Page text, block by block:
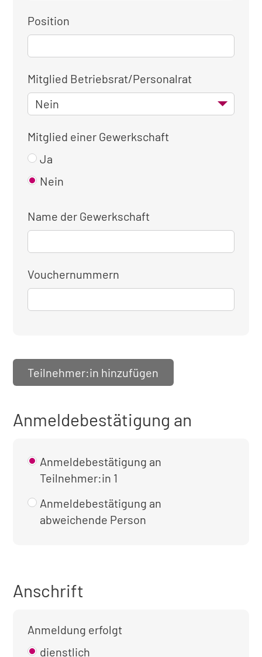
Position
Mitglied Betriebsrat/Personalrat
Mitglied einer Gewerkschaft
Ja
Nein
Name der Gewerkschaft
Vouchernummern
Teilnehmer:in hinzufügen
Anmeldebestätigung an
Anmeldebestätigung an
Teilnehmer:in 1
Anmeldebestätigung an
abweichende Person
Anschrift
Anmeldung erfolgt
dienstlich